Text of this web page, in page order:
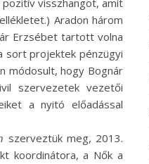
visszhangot, amit
Aradon három
Erzsébet tartott volna
sort projektek pénzügyi
módosult, hogy Bognár
szervezetek vezetői
a nyitó előadással
szerveztük meg, 2013.
koordinátora, a Nők a